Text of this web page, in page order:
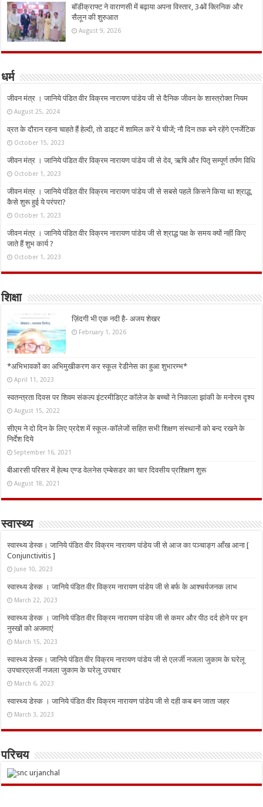
बॉडीक्राफ्ट ने वाराणसी में बढ़ाया अपना विस्तार, 34वें क्लिनिक और
सैलून की शुरुआत
August 9, 2026
धर्म
जीवन मंत्र । जानिये पंडित वीर विक्रम नारायण पांडेय जी से दैनिक जीवन के शास्त्रोक्त नियम
August 25, 2024
व्रत के दौरान रहना चाहते हैं हेल्दी, तो डाइट में शामिल करें ये चीजें; नौ दिन तक बने रहेंगे एनर्जेटिक
October 15, 2023
जीवन मंत्र । जानिये पंडित वीर विक्रम नारायण पांडेय जी से देव, ऋषि और पितृ सम्पूर्ण तर्पण विधि
October 1, 2023
जीवन मंत्र । जानिये पंडित वीर विक्रम नारायण पांडेय जी से सबसे पहले किसने किया था श्राद्ध,
कैसे शुरू हुई ये परंपरा?
October 1, 2023
जीवन मंत्र । जानिये पंडित वीर विक्रम नारायण पांडेय जी से श्राद्ध पक्ष के समय क्यों नहीं किए
जाते हैं शुभ कार्य ?
October 1, 2023
शिक्षा
ज़िंदगी भी एक नदी है- अजय शेखर
February 1, 2026
*अभिभावकों का अभिमुखीकरण कर स्कूल रेडीनेस का हुआ शुभारम्भ*
April 11, 2023
स्वतन्त्रता दिवस पर शिवम संकल्प इंटरमीडिएट कॉलेज के बच्चों ने निकाला झांकी के मनोरम दृश्य
August 15, 2022
सीएम ने दो दिन के लिए प्रदेश में स्कूल-कॉलेजों सहित सभी शिक्षण संस्थानों को बन्द रखने के
निर्देश दिये
September 16, 2021
बीआरसी परिसर में हेल्थ एण्ड वेलनेस एम्बेसडर का चार दिवसीय प्रशिक्षण शुरू
August 18, 2021
स्वास्थ्य
स्वास्थ्य डेस्क। जानिये पंडित वीर विक्रम नारायण पांडेय जी से आज का पञ्चाङ्ग आँख आना [
Conjunctivitis ]
June 10, 2023
स्वास्थ्य डेस्क । जानिये पंडित वीर विक्रम नारायण पांडेय जी से बर्फ के आश्चर्यजनक लाभ
March 22, 2023
स्वास्थ्य डेस्क । जानिये पंडित वीर विक्रम नारायण पांडेय जी से कमर और पीठ दर्द होने पर इन
नुस्‍खों को अजमाएं
March 15, 2023
स्वास्थ्य डेस्क। जानिये पंडित वीर विक्रम नारायण पांडेय जी से एलर्जी नजला जुकाम के घरेलू
उपचारएलर्जी नजला जुकाम के घरेलू उपचार
March 6, 2023
स्वास्थ्य डेस्क । जानिये पंडित वीर विक्रम नारायण पांडेय जी से दही कब बन जाता जहर
March 3, 2023
परिचय